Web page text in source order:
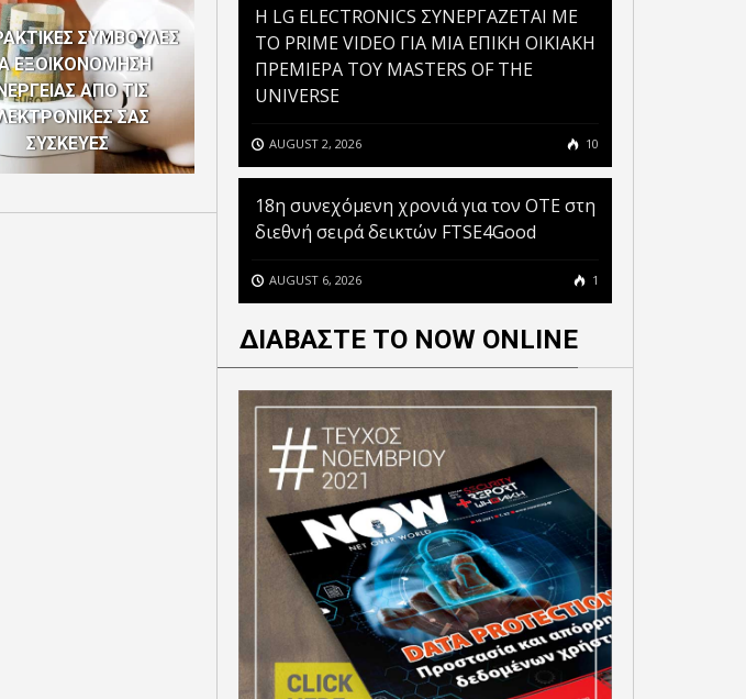
ΣΥΜΒΟΥΛΕΣ
ΕΞΟΙΚΟΝΟΜΗΣΗ
ΑΠΟ ΤΙΣ
ΣΑΣ
ΣΥΣΚΕΥΕΣ
ESET: ΤΑ EMAILS PHISHING
ΓΙΑ ΤΟ ΠΑΓΚΟΣΜΙΟ
ΚΥΠΕΛΛΟ ΑΥΞΑΝΟΝΤΑΙ ΣΤΙΣ
ΑΝΑΤΟΛΗΣ
ΑΠΑΤΕΣ ΜΕ ΔΟΛΩΜΑ ΤΟ
ΠΑΓΚΟΣΜΙΟ ΚΥΠΕΛΛΟ
ΠΟΔΟΣΦΑΙΡΟΥ: ΠΡΟΣΟΧΗ
ΚΟΛΠΑ
H LG ELECTRONICS ΣΥΝΕΡΓΑΖΕΤΑΙ ΜΕ
ΤΟ PRIME VIDEO ΓΙΑ ΜΙΑ ΕΠΙΚΗ ΟΙΚΙΑΚΗ
ΠΡΕΜΙΕΡΑ ΤΟΥ MASTERS OF THE
UNIVERSE
AUGUST 2, 2026 10
18η συνεχόμενη χρονιά για τον ΟΤΕ στη
διεθνή σειρά δεικτών FTSE4Good
AUGUST 6, 2026 1
ΔΙΑΒΑΣΤΕ ΤΟ NOW ONLINE